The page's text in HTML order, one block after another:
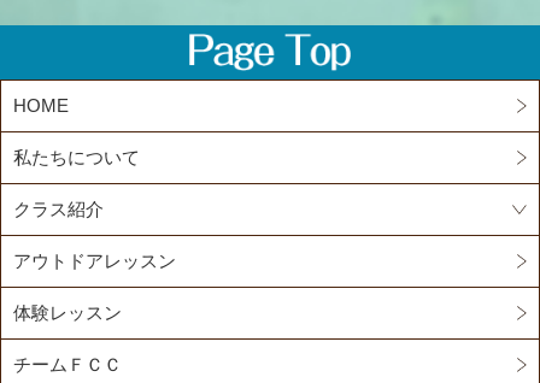
HOME
私たちについて
クラス紹介
アウトドアレッスン
体験レッスン
チームＦＣＣ